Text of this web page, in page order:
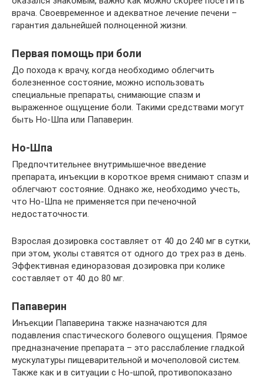
врача. Своевременное и адекватное лечение печени –
гарантия дальнейшей полноценной жизни.
Первая помощь при боли
До похода к врачу, когда необходимо облегчить
болезненное состояние, можно использовать
специальные препараты, снимающие спазм и
выраженное ощущение боли. Такими средствами могут
быть Но-Шпа или Папаверин.
Но-Шпа
Предпочтительнее внутримышечное введение
препарата, инъекции в короткое время снимают спазм и
облегчают состояние. Однако же, необходимо учесть,
что Но-Шпа не применяется при печеночной
недостаточности.
Взрослая дозировка составляет от 40 до 240 мг в сутки,
при этом, уколы ставятся от одного до трех раз в день.
Эффективная единоразовая дозировка при колике
составляет от 40 до 80 мг.
Папаверин
Инъекции Папаверина также назначаются для
подавления спастического болевого ощущения. Прямое
предназначение препарата – это расслабление гладкой
мускулатуры пищеварительной и мочеполовой систем.
Также как и в ситуации с Но-шпой, противопоказано